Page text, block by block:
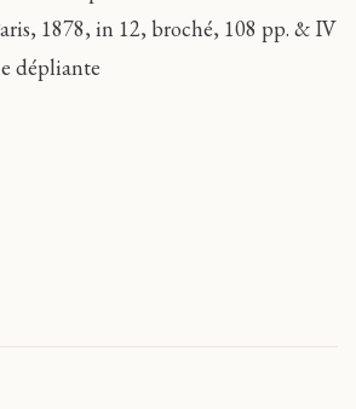
1878, in 12, broché, 108 pp. & IV
dépliante